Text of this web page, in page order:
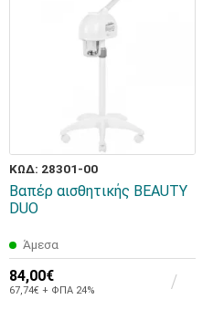
ΚΩΔ: 28301-00
Βαπέρ αισθητικής BEAUTY
DUO
Άμεσα
84,00€
67,74€ + ΦΠΑ 24%